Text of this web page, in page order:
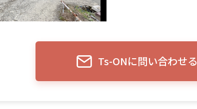
Ts-ONに問い合わせる